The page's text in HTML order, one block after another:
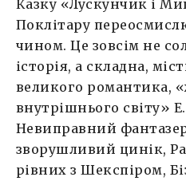
Казку «Лускунчик і
Поклітару
чином. Це зовсім не
історія, а складна,
великого романтика,
внутрішнього світу»
Невиправний
зворушливий цинік,
рівних з Шекспіром,